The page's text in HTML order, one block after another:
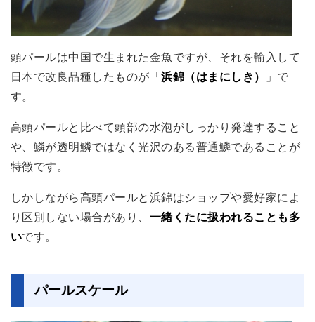
頭パールは中国で生まれた金魚ですが、それを輸入して
日本で改良品種したものが「浜錦（はまにしき）
」で
す。
高頭パールと比べて頭部の水泡がしっかり発達すること
や、鱗が透明鱗ではなく光沢のある普通鱗であることが
特徴です。
しかしながら高頭パールと浜錦はショップや愛好家によ
り区別しない場合があり、 一緒くたに扱われることも多
いです。
パールスケール